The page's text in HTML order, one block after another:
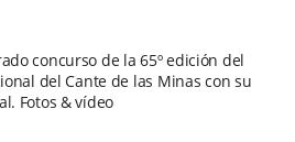
concurso de la 65º edición del
del Cante de las Minas con su
Fotos & vídeo